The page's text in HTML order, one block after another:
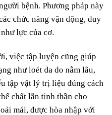
bệnh. Phương pháp này
chức năng vận động, duy
lực của cơ.
việc tập luyện cũng giúp
như loét da do nằm lâu,
tập vật lý trị liệu đúng cách
chất lẫn tinh thần cho
mái, được hòa nhập với